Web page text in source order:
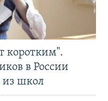
коротким".
в России
школ